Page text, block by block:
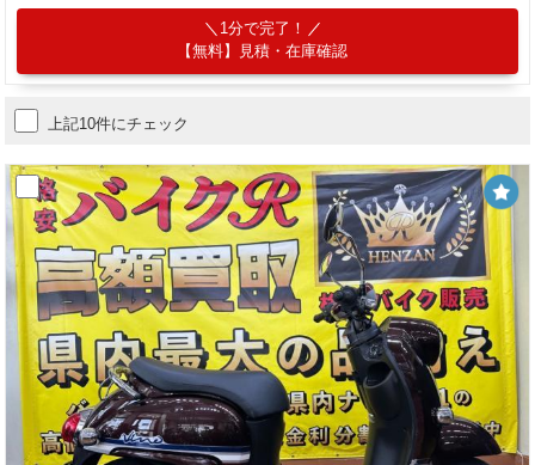
1分で完了！
【無料】見積・在庫確認
上記10件にチェック